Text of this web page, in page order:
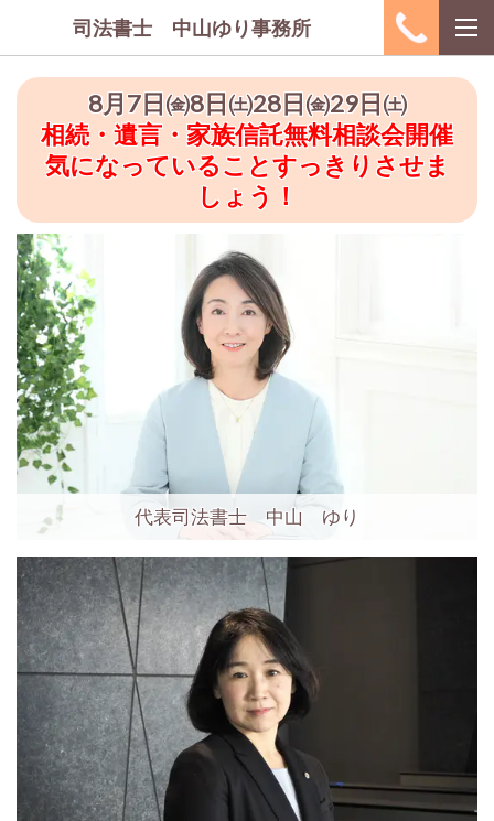
司法書士 中山ゆり事務所
8月7日㈮8日㈯28日㈮29日㈯
相続・遺言・家族信託無料相談会開催
気になっていることすっきりさせま
しょう！
代表司法書士 中山 ゆり